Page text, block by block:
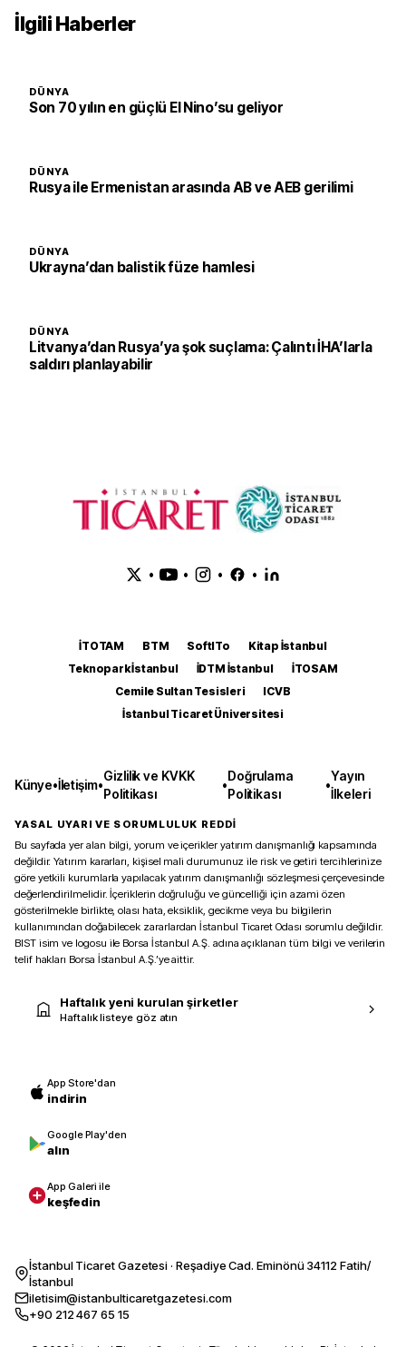
İlgili Haberler
DÜNYA
Son 70 yılın en güçlü El Nino’su geliyor
DÜNYA
Rusya ile Ermenistan arasında AB ve AEB gerilimi
DÜNYA
Ukrayna’dan balistik füze hamlesi
DÜNYA
Litvanya’dan Rusya’ya şok suçlama: Çalıntı İHA’larla
saldırı planlayabilir
• • • •
İTOTAM BTM SoftITo
Kitap İstanbul
Teknopark İstanbul
İDTM İstanbul
İTOSAM
Cemile Sultan Tesisleri
ICVB
İstanbul Ticaret Üniversitesi
Künye•İletişim•
Gizlilik ve KVKK
Politikası
•
Doğrulama
Politikası
•
Yayın
İlkeleri
YASAL UYARI VE SORUMLULUK REDDİ
Bu sayfada yer alan bilgi, yorum ve içerikler yatırım danışmanlığı kapsamında
değildir. Yatırım kararları, kişisel mali durumunuz ile risk ve getiri tercihlerinize
göre yetkili kurumlarla yapılacak yatırım danışmanlığı sözleşmesi çerçevesinde
değerlendirilmelidir. İçeriklerin doğruluğu ve güncelliği için azami özen
gösterilmekle birlikte, olası hata, eksiklik, gecikme veya bu bilgilerin
kullanımından doğabilecek zararlardan İstanbul Ticaret Odası sorumlu değildir.
BIST isim ve logosu ile Borsa İstanbul A.Ş. adına açıklanan tüm bilgi ve verilerin
telif hakları Borsa İstanbul A.Ş.’ye aittir.
Haftalık yeni kurulan şirketler
Haftalık listeye göz atın
App Store'dan
indirin
Google Play'den
alın
App Galeri ile
keşfedin
İstanbul Ticaret Gazetesi · Reşadiye Cad. Eminönü 34112 Fatih/
İstanbul
iletisim@istanbulticaretgazetesi.com
+90 212 467 65 15